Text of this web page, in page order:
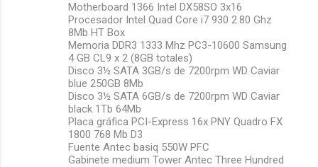
Motherboard 1366 Intel DX58SO 3x16
Procesador Intel Quad Core i7 930 2.80 Ghz
8Mb HT Box
Memoria DDR3 1333 Mhz PC3-10600 Samsung
4 GB CL9 x 2 (8GB totales)
Disco 3½ SATA 3GB/s de 7200rpm WD Caviar
blue 250GB 8Mb
Disco 3½ SATA 6GB/s de 7200rpm WD Caviar
black 1Tb 64Mb
Placa gráfica PCI-Express 16x PNY Quadro FX
1800 768 Mb D3
Fuente Antec basiq 550W PFC
Gabinete medium Tower Antec Three Hundred